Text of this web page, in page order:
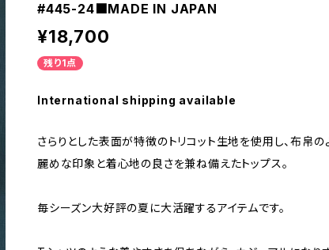
#445-24■MADE IN JAPAN
¥18,700
残り1点
International shipping available
さらりとした表面が特徴のトリコット生地を使用し、布帛の
麗めな印象と着心地の良さを兼ね備えたトップス。
毎シーズン大好評の夏に大活躍するアイテムです。